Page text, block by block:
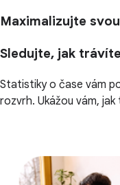
Maximalizujte
Sledujte, jak
Statistiky o čase vám
rozvrh. Ukážou vám,